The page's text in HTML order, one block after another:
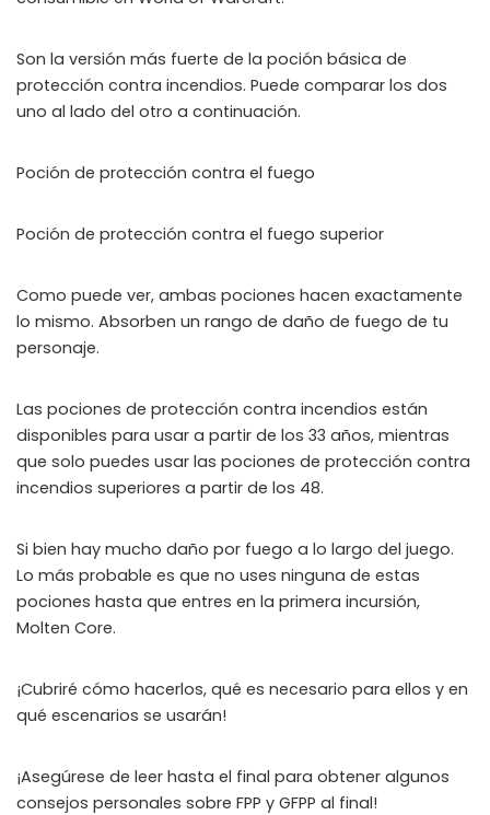
ALL PERKS — ZERO NOISE • 100% FREE
▲COLLAPSE
Temporary download keys — grab them fast, they expire
Steam Games Giveaways
Global contests to win full Steam games & gift cards
Zero Ads • Zero Spam
No promotions, no junk — just pure gaming content
Instant Telegram Delivery
Everything arrives directly — faster than websites or email
Members-Only Content
Exclusive guides & secrets never published anywhere else
Global Community
Join gamers worldwide and get real-time alerts
Son la versión más fuerte de la poción básica de
protección contra incendios. Puede comparar los dos
uno al lado del otro a continuación.
Poción de protección contra el fuego
Poción de protección contra el fuego superior
Como puede ver, ambas pociones hacen exactamente
lo mismo. Absorben un rango de daño de fuego de tu
personaje.
Las pociones de protección contra incendios están
disponibles para usar a partir de los 33 años, mientras
que solo puedes usar las pociones de protección contra
incendios superiores a partir de los 48.
Si bien hay mucho daño por fuego a lo largo del juego.
Lo más probable es que no uses ninguna de estas
pociones hasta que entres en la primera incursión,
Molten Core.
¡Cubriré cómo hacerlos, qué es necesario para ellos y en
qué escenarios se usarán!
¡Asegúrese de leer hasta el final para obtener algunos
consejos personales sobre FPP y GFPP al final!